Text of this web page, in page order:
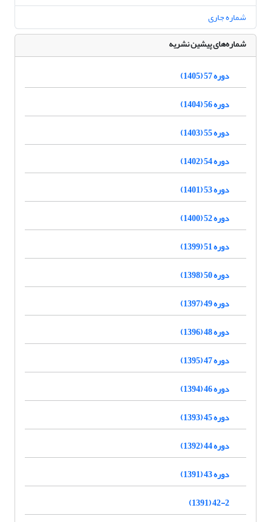
شماره جاری
شماره‌های پیشین نشریه
دوره 57 (1405)
دوره 56 (1404)
دوره 55 (1403)
دوره 54 (1402)
دوره 53 (1401)
دوره 52 (1400)
دوره 51 (1399)
دوره 50 (1398)
دوره 49 (1397)
دوره 48 (1396)
دوره 47 (1395)
دوره 46 (1394)
دوره 45 (1393)
دوره 44 (1392)
دوره 43 (1391)
42-2 (1391)